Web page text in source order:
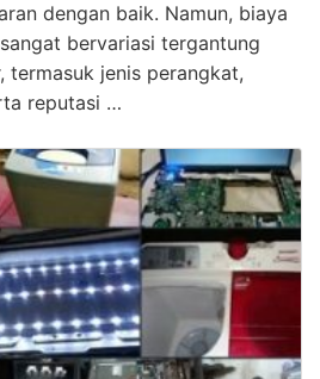
dengan baik. Namun, biaya
bervariasi tergantung
termasuk jenis perangkat,
reputasi …